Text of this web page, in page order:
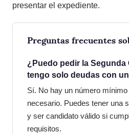
presentar el expediente.
Preguntas frecuentes
¿Puedo pedir la
tengo solo deudas con
Sí. No hay un número
necesario. Puedes tener una
y ser candidato válido si
requisitos.